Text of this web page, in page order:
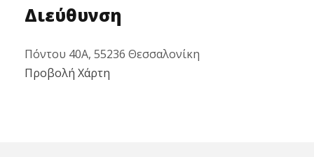
Διεύθυνση
Πόντου 40Α, 55236 Θεσσαλονίκη
Προβολή Χάρτη